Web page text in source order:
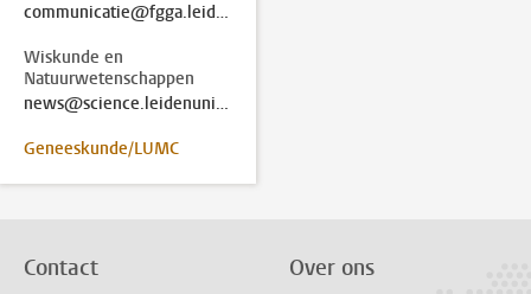
communicatie@fgga.leidenuniv.nl
Wiskunde en
Natuurwetenschappen
news@science.leidenuniv.nl
Geneeskunde/LUMC
Contact Over ons